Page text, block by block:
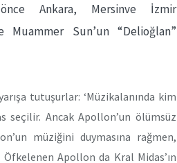
Ankara, Mersinve İzmir
Muammer Sun’un “Delioğlan”
tutuşurlar: ‘Müzikalanında kim
seçilir. Ancak Apollon’un ölümsüz
müziğini duymasına rağmen,
Apollon da Kral Midas’ın